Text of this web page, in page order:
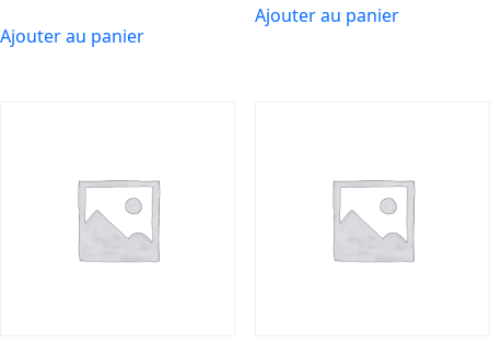
Ajouter au panier
Ajouter au panier